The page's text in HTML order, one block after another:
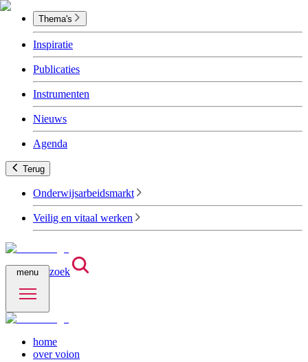
Thema's
Inspiratie
Publicaties
Instrumenten
Nieuws
Agenda
Terug
Onderwijsarbeidsmarkt
Veilig en vitaal werken
menu zoek
home
over voion